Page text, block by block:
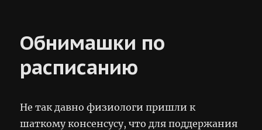
Обнимашки по
расписанию
Не так давно физиологи пришли к
шаткому консенсусу, что для поддержания